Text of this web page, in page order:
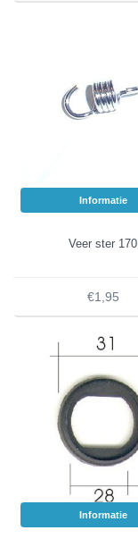
Informatie
Veer ster 170
€1,95
Informatie